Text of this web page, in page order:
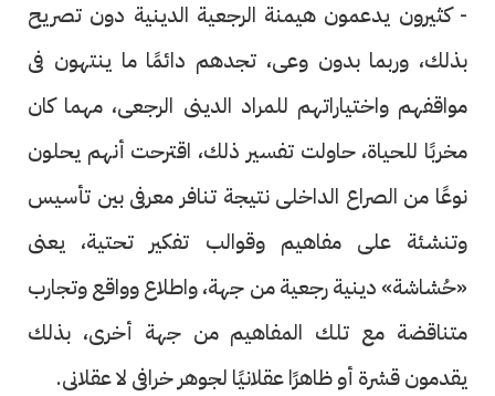
- كثيرون يدعمون هيمنة الرجعية الدينية دون تصريح
بذلك، وربما بدون وعى، تجدهم دائمًا ما ينتهون فى
مواقفهم واختياراتهم للمراد الدينى الرجعى، مهما كان
مخربًا للحياة، حاولت تفسير ذلك، اقترحت أنهم يحلون
نوعًا من الصراع الداخلى نتيجة تنافر معرفى بين تأسيس
وتنشئة على مفاهيم وقوالب تفكير تحتية، يعنى
«حُشاشة» دينية رجعية من جهة، واطلاع وواقع وتجارب
متناقضة مع تلك المفاهيم من جهة أخرى، بذلك
يقدمون قشرة أو ظاهرًا عقلانيًا لجوهر خرافى لا عقلانى.